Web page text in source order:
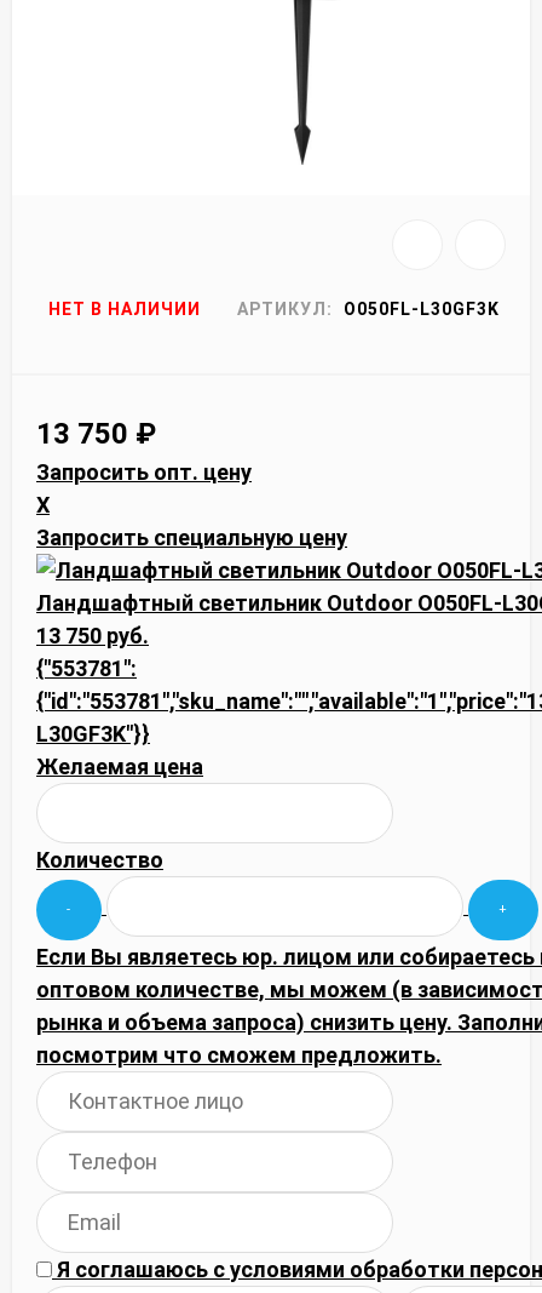
НЕТ В НАЛИЧИИ АРТИКУЛ: O050FL-L30GF3K
13 750 ₽
Запросить опт. цену
X
Запросить специальную цену
Ландшафтный светильник Outdoor O050FL-
13 750 руб.
{"553781":
L30GF3K"}}
Желаемая цена
Количество
Если Вы являетесь юр. лицом или собираетесь
оптовом количестве, мы можем (в
рынка и объема запроса) снизить цену.
посмотрим что сможем предложить.
Я соглашаюсь сусловиями обработки